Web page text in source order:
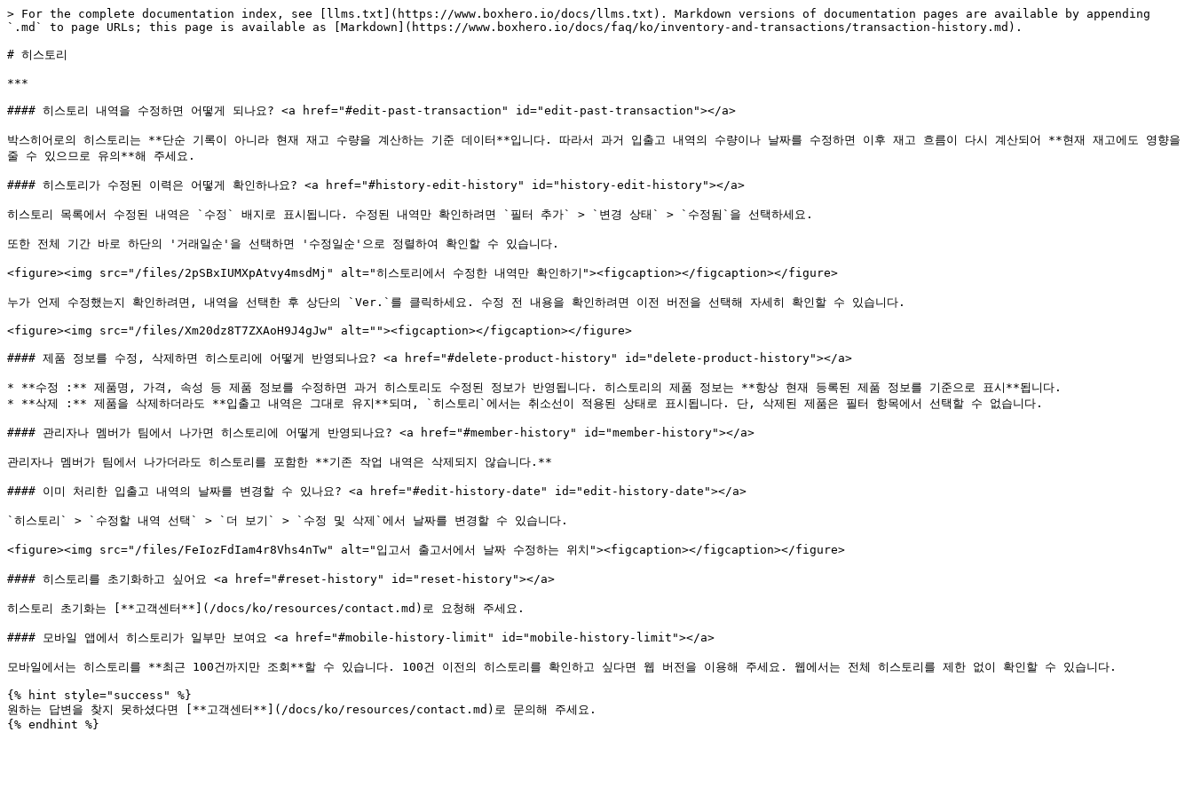
> For the complete documentation index, see [llms.txt](https://www.boxhero.io/docs/llms.txt). Markdown versions of documentation pages are available by appending
`.md` to page URLs; this page is available as [Markdown](https://www.boxhero.io/docs/faq/ko/inventory-and-transactions/transaction-history.md).
# 히스토리
***
#### 히스토리 내역을 수정하면 어떻게 되나요? <a href="#edit-past-transaction" id="edit-past-transaction"></a>
박스히어로의 히스토리는 **단순 기록이 아니라 현재 재고 수량을 계산하는 기준 데이터**입니다. 따라서 과거 입출고 내역의 수량이나 날짜를 수정하면 이후 재고 흐름이 다시 계산되어 **현재 재고에도 영향을
줄 수 있으므로 유의**해 주세요.
#### 히스토리가 수정된 이력은 어떻게 확인하나요? <a href="#history-edit-history" id="history-edit-history"></a>
히스토리 목록에서 수정된 내역은 `수정` 배지로 표시됩니다. 수정된 내역만 확인하려면 `필터 추가` > `변경 상태` > `수정됨`을 선택하세요.
또한 전체 기간 바로 하단의 '거래일순'을 선택하면 '수정일순'으로 정렬하여 확인할 수 있습니다.
<figure><img src="/files/2pSBxIUMXpAtvy4msdMj" alt="히스토리에서 수정한 내역만 확인하기"><figcaption></figcaption></figure>
누가 언제 수정했는지 확인하려면, 내역을 선택한 후 상단의 `Ver.`를 클릭하세요. 수정 전 내용을 확인하려면 이전 버전을 선택해 자세히 확인할 수 있습니다.
<figure><img src="/files/Xm20dz8T7ZXAoH9J4gJw" alt=""><figcaption></figcaption></figure>
#### 제품 정보를 수정, 삭제하면 히스토리에 어떻게 반영되나요? <a href="#delete-product-history" id="delete-product-history"></a>
* **수정 :** 제품명, 가격, 속성 등 제품 정보를 수정하면 과거 히스토리도 수정된 정보가 반영됩니다. 히스토리의 제품 정보는 **항상 현재 등록된 제품 정보를 기준으로 표시**됩니다.
* **삭제 :** 제품을 삭제하더라도 **입출고 내역은 그대로 유지**되며, `히스토리`에서는 취소선이 적용된 상태로 표시됩니다. 단, 삭제된 제품은 필터 항목에서 선택할 수 없습니다.
#### 관리자나 멤버가 팀에서 나가면 히스토리에 어떻게 반영되나요? <a href="#member-history" id="member-history"></a>
관리자나 멤버가 팀에서 나가더라도 히스토리를 포함한 **기존 작업 내역은 삭제되지 않습니다.**
#### 이미 처리한 입출고 내역의 날짜를 변경할 수 있나요? <a href="#edit-history-date" id="edit-history-date"></a>
`히스토리` > `수정할 내역 선택` > `더 보기` > `수정 및 삭제`에서 날짜를 변경할 수 있습니다.
<figure><img src="/files/FeIozFdIam4r8Vhs4nTw" alt="입고서 출고서에서 날짜 수정하는 위치"><figcaption></figcaption></figure>
#### 히스토리를 초기화하고 싶어요 <a href="#reset-history" id="reset-history"></a>
히스토리 초기화는 [**고객센터**](/docs/ko/resources/contact.md)로 요청해 주세요.
#### 모바일 앱에서 히스토리가 일부만 보여요 <a href="#mobile-history-limit" id="mobile-history-limit"></a>
모바일에서는 히스토리를 **최근 100건까지만 조회**할 수 있습니다. 100건 이전의 히스토리를 확인하고 싶다면 웹 버전을 이용해 주세요. 웹에서는 전체 히스토리를 제한 없이 확인할 수 있습니다.
{% hint style="success" %}
원하는 답변을 찾지 못하셨다면 [**고객센터**](/docs/ko/resources/contact.md)로 문의해 주세요.